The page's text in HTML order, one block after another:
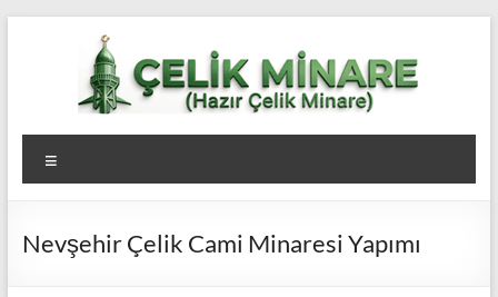
Çelik
Minare,
Çelik
Minare
Nevşehir Çelik Cami Minaresi Yapımı